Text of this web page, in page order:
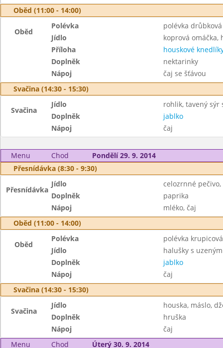
Oběd (11:00 - 14:00)
Oběd
Polévka
polévka drůbková
Jídlo
koprová omáčka,
Příloha
houskové
Doplněk
nektarinky
Nápoj
čaj se šťávou
Svačina (14:30 - 15:30)
Svačina
Jídlo
rohlik, tavený sýr
Doplněk
jablko
Nápoj
čaj
Menu Chod
Pondělí 29. 9. 2014
Přesnídávka (8:30 - 9:30)
Přesnídávka
Jídlo
celozrnné
Doplněk
paprika
Nápoj
mléko, čaj
Oběd (11:00 - 14:00)
Oběd
Polévka
polévka
Jídlo
halušky s
Doplněk
jablko
Nápoj
čaj
Svačina (14:30 - 15:30)
Svačina
Jídlo
houska, máslo,
Doplněk
hruška
Nápoj
čaj
Menu
Chod
Úterý 30. 9. 2014